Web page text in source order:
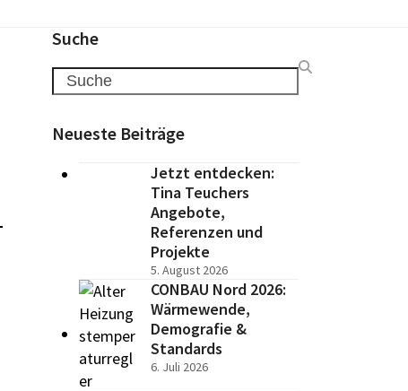
Suche
Search
Neueste Beiträge
Jetzt entdecken:
Tina Teuchers
Angebote,
Referenzen und
Projekte
5. August 2026
CONBAU Nord 2026:
Wärmewende,
Demografie &
Standards
6. Juli 2026